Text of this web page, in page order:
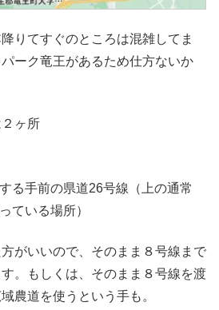
りてすぐのところは混雑してま
ーク竜王があるため仕方ないか
ヶ所
る手前の県道26号線（上の通常
ている場所）
がいいので、そのまま８号線まで
。もしくは、そのまま８号線を渡
農道を使うという手も。